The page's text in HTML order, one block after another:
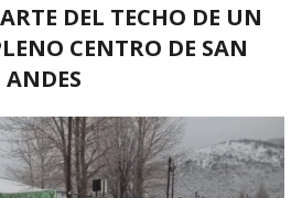
DEL TECHO DE UN
CENTRO DE SAN